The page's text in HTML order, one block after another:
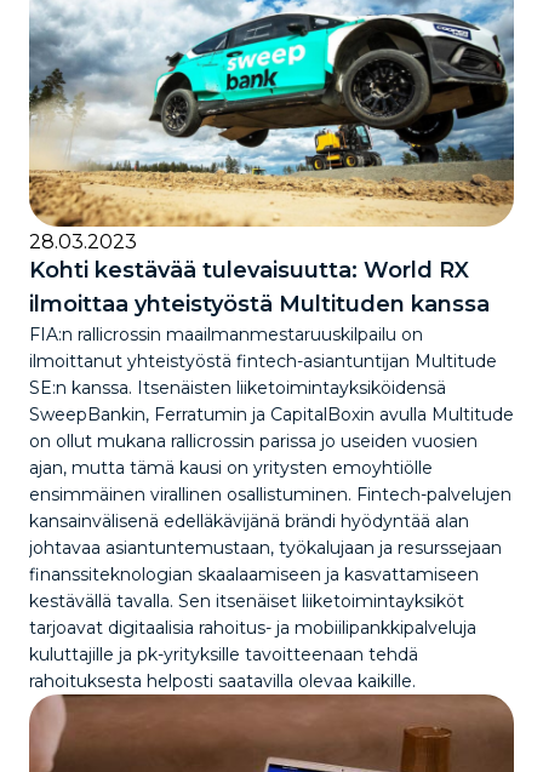
28.03.2023
Kohti kestävää tulevaisuutta: World RX
ilmoittaa yhteistyöstä Multituden kanssa
FIA:n rallicrossin maailmanmestaruuskilpailu on
ilmoittanut yhteistyöstä fintech-asiantuntijan Multitude
SE:n kanssa. Itsenäisten liiketoimintayksiköidensä
SweepBankin, Ferratumin ja CapitalBoxin avulla Multitude
on ollut mukana rallicrossin parissa jo useiden vuosien
ajan, mutta tämä kausi on yritysten emoyhtiölle
ensimmäinen virallinen osallistuminen. Fintech-palvelujen
kansainvälisenä edelläkävijänä brändi hyödyntää alan
johtavaa asiantuntemustaan, työkalujaan ja resurssejaan
finanssiteknologian skaalaamiseen ja kasvattamiseen
kestävällä tavalla. Sen itsenäiset liiketoimintayksiköt
tarjoavat digitaalisia rahoitus- ja mobiilipankkipalveluja
kuluttajille ja pk-yrityksille tavoitteenaan tehdä
rahoituksesta helposti saatavilla olevaa kaikille.